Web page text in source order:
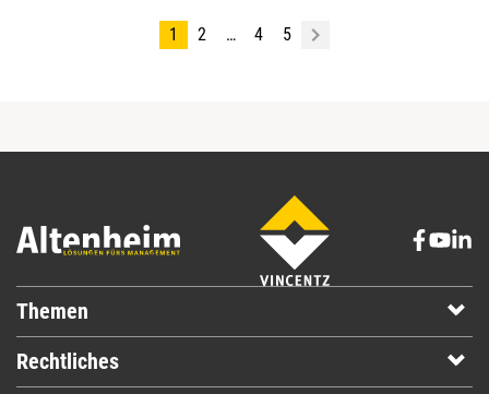
1 2 … 4 5
Themen
Rechtliches